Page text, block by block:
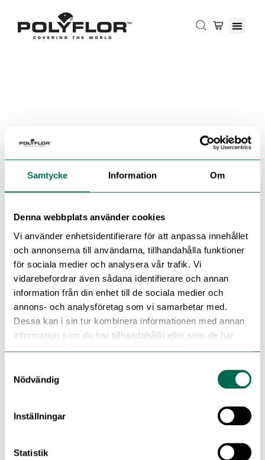
Samtycke Information Om
Denna webbplats använder cookies
Vi använder enhetsidentifierare för att anpassa innehållet
och annonserna till användarna, tillhandahålla funktioner
för sociala medier och analysera vår trafik. Vi
vidarebefordrar även sådana identifierare och annan
information från din enhet till de sociala medier och
annons- och analysföretag som vi samarbetar med.
Dessa kan i sin tur kombinera informationen med annan
information som du har tillhandahållit eller som de har
samlat in när du har använt deras tjänster.
Nödvändig
Inställningar
Statistik